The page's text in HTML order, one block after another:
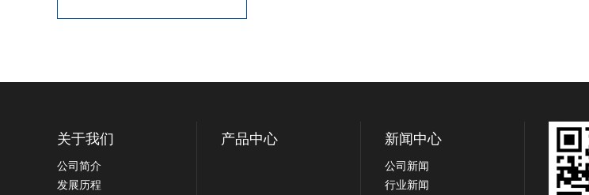
关于我们
公司简介
发展历程
产品中心 新闻中心
公司新闻
行业新闻